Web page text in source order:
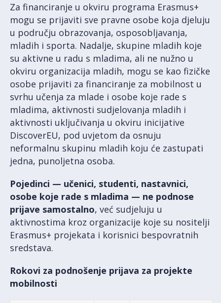
Za financiranje u okviru programa Erasmus+
mogu se prijaviti sve pravne osobe koja djeluju
u području obrazovanja, osposobljavanja,
mladih i sporta. Nadalje, skupine mladih koje
su aktivne u radu s mladima, ali ne nužno u
okviru organizacija mladih, mogu se kao fizičke
osobe prijaviti za financiranje za mobilnost u
svrhu učenja za mlade i osobe koje rade s
mladima, aktivnosti sudjelovanja mladih i
aktivnosti uključivanja u okviru inicijative
DiscoverEU, pod uvjetom da osnuju
neformalnu skupinu mladih koju će zastupati
jedna, punoljetna osoba.
Pojedinci — učenici, studenti, nastavnici,
osobe koje rade s mladima — ne podnose
prijave samostalno, već sudjeluju u
aktivnostima kroz organizacije koje su nositelji
Erasmus+ projekata i korisnici bespovratnih
sredstava.
Rokovi za podnošenje prijava za projekte
mobilnosti